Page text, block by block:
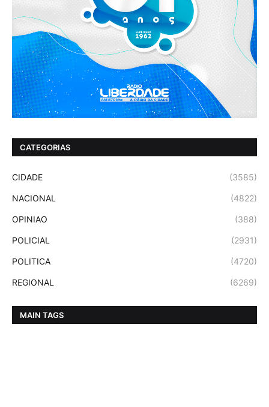
CATEGORIAS
CIDADE (3585)
NACIONAL (4822)
OPINIAO (388)
POLICIAL (2931)
POLITICA (4720)
REGIONAL (6269)
MAIN TAGS